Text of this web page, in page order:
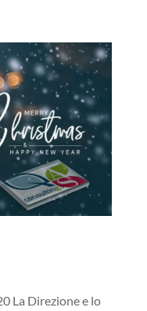
La Direzione e lo